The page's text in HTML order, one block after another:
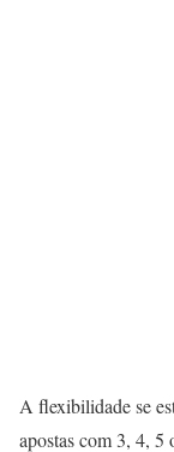
A flexibilidade se
apostas com 3, 4,